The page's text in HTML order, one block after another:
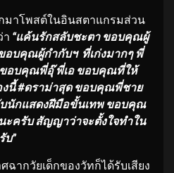
โพสต์ในอินสตาแกรมส่วน
า “แค้นรักสลับชะตา ขอบคุณผู้
อบคุณผู้กำกับฯ ที่เก่งมากๆ พี่
อบคุณพี่อุ๊ พี่เอ ขอบคุณที่ให้
งนี้#ดราม่าสุด ขอบคุณพี่ชาย
นักแสดงฝีมือขั้นเทพ ขอบคุณ
ะครับ สัญญาว่าจะตั้งใจทำใน
บ”
วัยเด็กของวัทก็ได้รับเสียง